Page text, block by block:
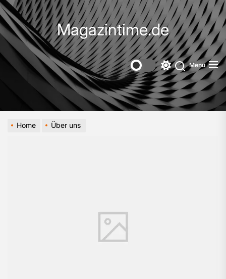
Skip
to
the
content
Magazintime.de
Switch
color
mode
Menu
Home Über uns